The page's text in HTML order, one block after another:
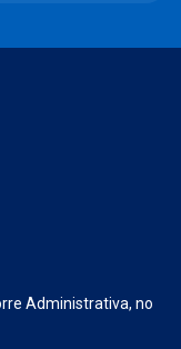
Administrativa, no